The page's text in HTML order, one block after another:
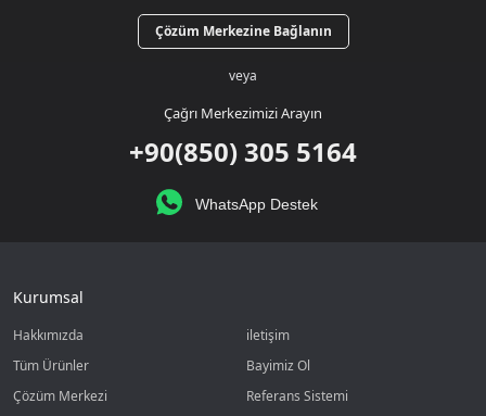
Çözüm Merkezine Bağlanın
veya
Çağrı Merkezimizi Arayın
+90(850) 305 5164
WhatsApp Destek
Kurumsal
Hakkımızda
iletişim
Tüm Ürünler
Bayimiz Ol
Çözüm Merkezi
Referans Sistemi